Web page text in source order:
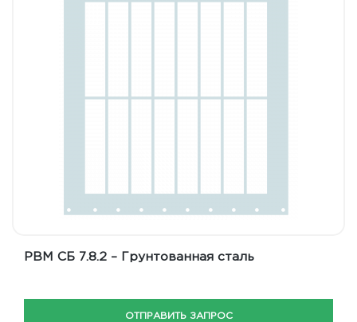
РВМ СБ 7.8.2 – Грунтованная сталь
ОТПРАВИТЬ ЗАПРОС